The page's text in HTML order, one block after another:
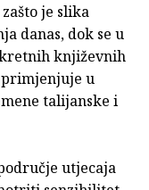
je slika
danas, dok se u
književnih
u
talijanske i
utjecaja